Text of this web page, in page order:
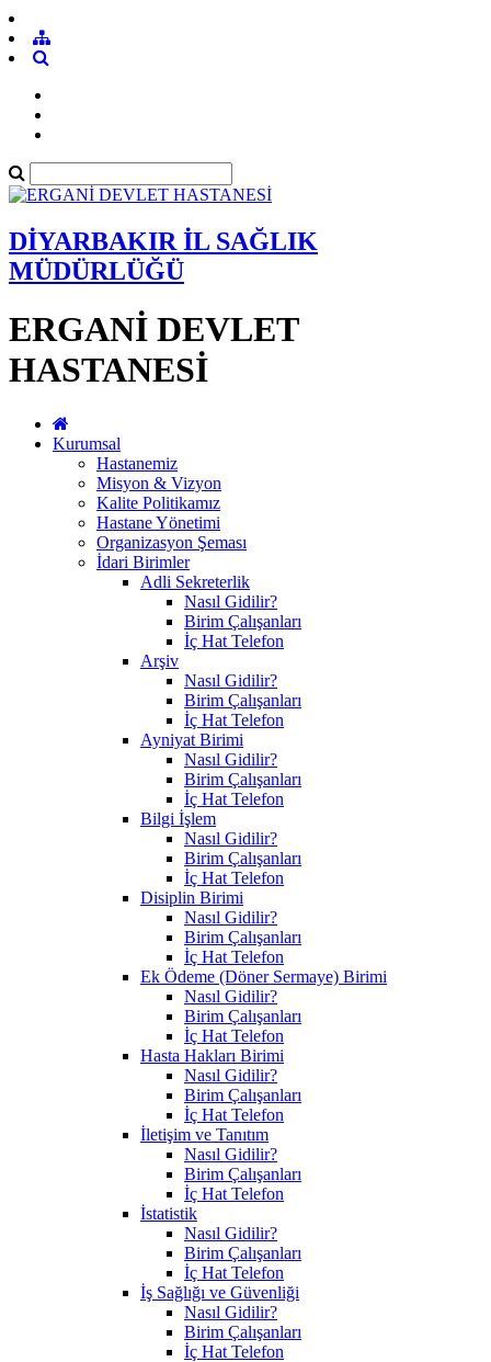
DİYARBAKIR İL SAĞLIK
MÜDÜRLÜĞÜ
ERGANİ DEVLET
HASTANESİ
Kurumsal
Hastanemiz
Misyon & Vizyon
Kalite Politikamız
Hastane Yönetimi
Organizasyon Şeması
İdari Birimler
Adli Sekreterlik
Nasıl Gidilir?
Birim Çalışanları
İç Hat Telefon
Arşiv
Nasıl Gidilir?
Birim Çalışanları
İç Hat Telefon
Ayniyat Birimi
Nasıl Gidilir?
Birim Çalışanları
İç Hat Telefon
Bilgi İşlem
Nasıl Gidilir?
Birim Çalışanları
İç Hat Telefon
Disiplin Birimi
Nasıl Gidilir?
Birim Çalışanları
İç Hat Telefon
Ek Ödeme (Döner Sermaye) Birimi
Nasıl Gidilir?
Birim Çalışanları
İç Hat Telefon
Hasta Hakları Birimi
Nasıl Gidilir?
Birim Çalışanları
İç Hat Telefon
İletişim ve Tanıtım
Nasıl Gidilir?
Birim Çalışanları
İç Hat Telefon
İstatistik
Nasıl Gidilir?
Birim Çalışanları
İç Hat Telefon
İş Sağlığı ve Güvenliği
Nasıl Gidilir?
Birim Çalışanları
İç Hat Telefon